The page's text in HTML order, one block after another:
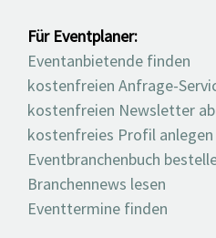
Für Eventplaner:
Eventanbietende finden
kostenfreien Anfrage-
kostenfreien Newsletter
kostenfreies Profil anlegen
Eventbranchenbuch
Branchennews lesen
Eventtermine finden